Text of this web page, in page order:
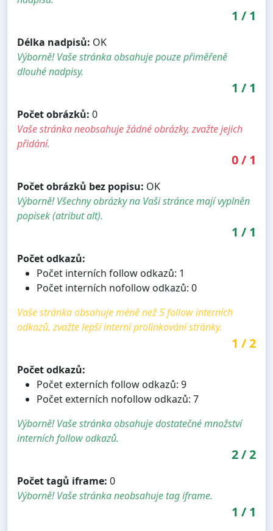
1 / 1
Délka nadpisů: OK
Výborně! Vaše stránka obsahuje pouze přiměřeně
dlouhé nadpisy.
1 / 1
Počet obrázků: 0
Vaše stránka neobsahuje žádné obrázky, zvažte jejich
přidání.
0/ 1
Počet obrázků bez popisu: OK
Výborně! Všechny obrázky na Vaši stránce mají vyplněn
popisek (atribut alt).
1 / 1
Počet odkazů:
Počet interních follow odkazů: 1
Počet interních nofollow odkazů: 0
Vaše stránka obsahuje méně než 5 follow interních
odkazů, zvažte lepší interní prolinkování stránky.
1 /2
Počet odkazů:
Počet externích follow odkazů: 9
Počet externích nofollow odkazů: 7
Výborně! Vaše stránka obsahuje dostatečné množství
interních follow odkazů.
2/2
Počet tagů iframe: 0
Výborně! Vaše stránka neobsahuje tag iframe.
1 / 1